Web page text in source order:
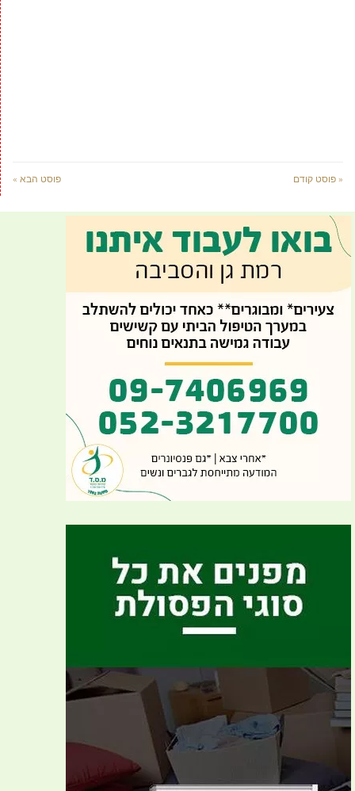
« פוסט קודם פוסט הבא »